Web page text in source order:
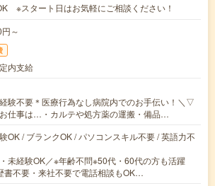
※スタート日はお気軽にご相談ください！
～
内支給
験不要＊医療行為なし病院内でのお手伝い！＼▽
仕事は…・カルテや処方薬の運搬・備品…
OK / ブランクOK / パソコンスキル不要 / 英語力不
未経験OK／※年齢不問※50代・60代の方も活躍
書不要・来社不要で電話相談もOK…